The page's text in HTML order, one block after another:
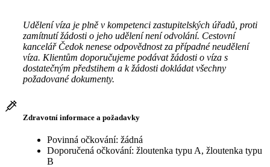
Udělení víza je plně v kompetenci zastupitelských úřadů, proti
zamítnutí žádosti o jeho udělení není odvolání. Cestovní
kancelář Čedok nenese odpovědnost za případné neudělení
víza. Klientům doporučujeme podávat žádosti o víza s
dostatečným předstihem a k žádosti dokládat všechny
požadované dokumenty.
Zdravotní informace a požadavky
Povinná očkování: žádná
Doporučená očkování: žloutenka typu A, žloutenka typu
B